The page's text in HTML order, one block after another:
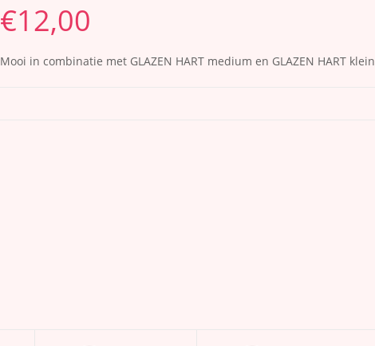
€12,00
Mooi in combinatie met GLAZEN HART medium en GLAZEN HART klein